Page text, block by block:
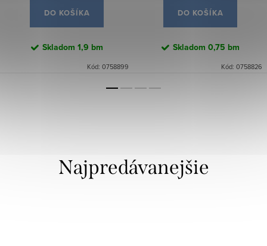
DO KOŠÍKA
Skladom 1,9 bm
Kód: 0758899
DO KOŠÍKA
Skladom 0,75 bm
Kód: 0758826
Najpredávanejšie